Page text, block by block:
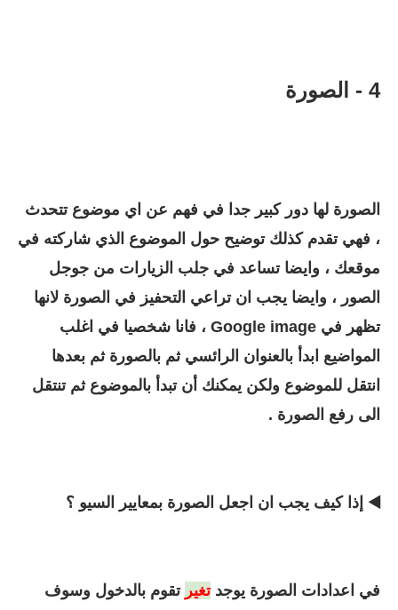
4 - الصورة
الصورة لها دور كبير جدا في فهم عن اي موضوع تتحدث
، فهي تقدم كذلك توضيح حول الموضوع الذي شاركته في
موقعك ، وايضا تساعد في جلب الزيارات من جوجل
الصور ، وايضا يجب ان تراعي التحفيز في الصورة لانها
تظهر في Google image ، فانا شخصيا في اغلب
المواضيع ابدأ بالعنوان الرائسي ثم بالصورة ثم بعدها
انتقل للموضوع ولكن يمكنك أن تبدأ بالموضوع ثم تنتقل
الى رفع الصورة .
◀️ إذا كيف يجب ان اجعل الصورة بمعايير السيو ؟
في اعدادات الصورة يوجدتغير تقوم بالدخول وسوف